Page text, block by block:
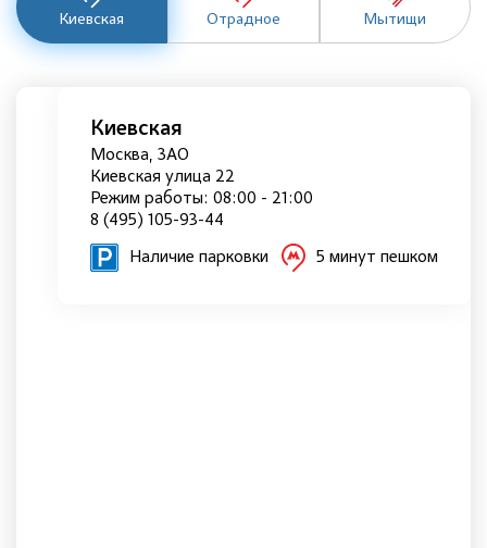
Киевская Отрадное Мытищи
Киевская
Москва, ЗАО
Киевская улица 22
Режим работы: 08:00 - 21:00
8 (495) 105-93-44
Наличие парковки 5 минут пешком